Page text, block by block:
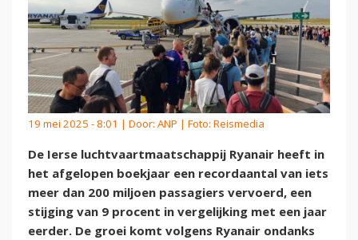
19 mei 2025 - 8:01 | Door: ANP | Foto: Reismedia
De Ierse luchtvaartmaatschappij Ryanair heeft in
het afgelopen boekjaar een recordaantal van iets
meer dan 200 miljoen passagiers vervoerd, een
stijging van 9 procent in vergelijking met een jaar
eerder. De groei komt volgens Ryanair ondanks